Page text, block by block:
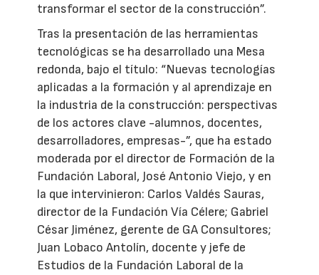
transformar el sector de la construcción”.
Tras la presentación de las herramientas
tecnológicas se ha desarrollado una Mesa
redonda, bajo el título: “Nuevas tecnologías
aplicadas a la formación y al aprendizaje en
la industria de la construcción: perspectivas
de los actores clave -alumnos, docentes,
desarrolladores, empresas-”, que ha estado
moderada por el director de Formación de la
Fundación Laboral, José Antonio Viejo, y en
la que intervinieron: Carlos Valdés Sauras,
director de la Fundación Vía Célere; Gabriel
César Jiménez, gerente de GA Consultores;
Juan Lobaco Antolín, docente y jefe de
Estudios de la Fundación Laboral de la